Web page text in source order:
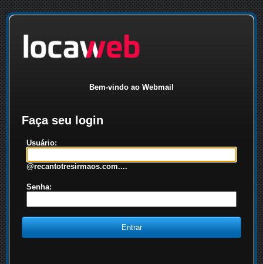
Bem-vindo ao Webmail
Faça seu login
Usuário:
@recantotresirmaos.com....
Senha: